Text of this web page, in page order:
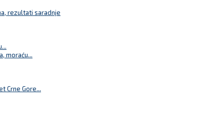
rezultati saradnje
moraću...
Crne Gore...